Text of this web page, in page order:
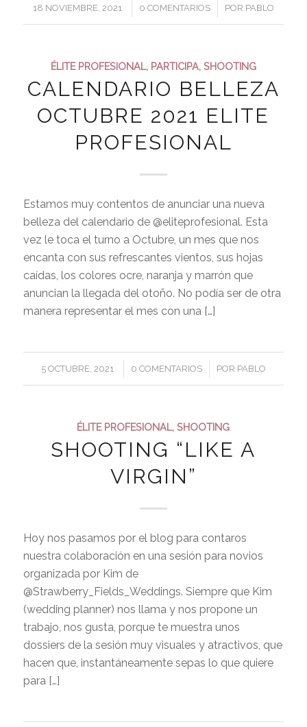
18 NOVIEMBRE, 2021
/ 0 COMENTARIOS
/ POR PABLO
ÉLITE PROFESIONAL, PARTICIPA, SHOOTING
CALENDARIO BELLEZA
OCTUBRE 2021 ELITE
PROFESIONAL
Estamos muy contentos de anunciar una nueva
belleza del calendario de @eliteprofesional. Esta
vez le toca el turno a Octubre, un mes que nos
encanta con sus refrescantes vientos, sus hojas
caídas, los colores ocre, naranja y marrón que
anuncian la llegada del otoño. No podía ser de otra
manera representar el mes con una […]
5 OCTUBRE, 2021
/ 0 COMENTARIOS
/ POR PABLO
ÉLITE PROFESIONAL,SHOOTING
SHOOTING “LIKE A
VIRGIN”
Hoy nos pasamos por el blog para contaros
nuestra colaboración en una sesión para novios
organizada por Kim de
@Strawberry_Fields_Weddings. Siempre que Kim
(wedding planner) nos llama y nos propone un
trabajo, nos gusta, porque te muestra unos
dossiers de la sesión muy visuales y atractivos, que
hacen que, instantáneamente sepas lo que quiere
para […]